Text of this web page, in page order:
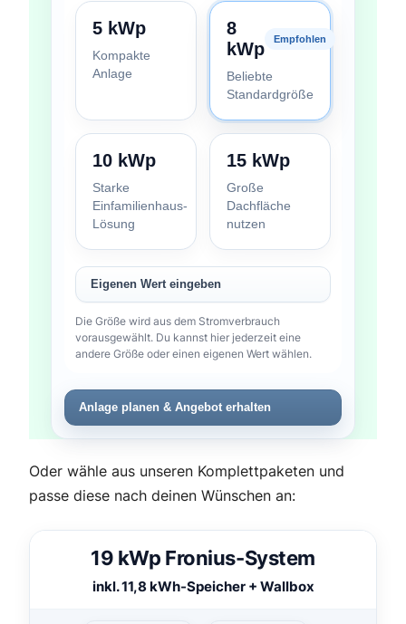
5 kWp
Kompakte
Anlage
8
kWp
Empfohlen
Beliebte
Standardgröße
10 kWp
Starke
Einfamilienhaus-
Lösung
15 kWp
Große
Dachfläche
nutzen
Eigenen Wert eingeben
Die Größe wird aus dem Stromverbrauch
vorausgewählt. Du kannst hier jederzeit eine
andere Größe oder einen eigenen Wert wählen.
Anlage planen & Angebot erhalten
Oder wähle aus unseren Komplettpaketen und
passe diese nach deinen Wünschen an:
19 kWp Fronius-System
inkl. 11,8 kWh-Speicher + Wallbox